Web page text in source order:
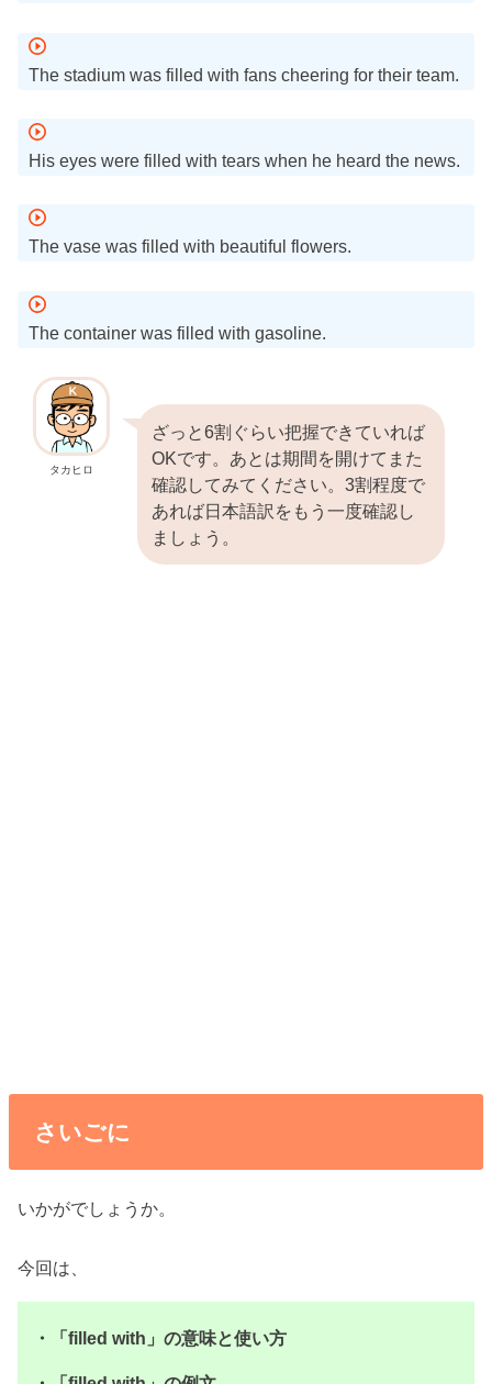
The stadium was filled with fans cheering for their team.
His eyes were filled with tears when he heard the news.
The vase was filled with beautiful flowers.
The container was filled with gasoline.
タカヒロ
ざっと6割ぐらい把握できていれば
OKです。あとは期間を開けてまた
確認してみてください。3割程度で
あれば日本語訳をもう一度確認し
ましょう。
さいごに
いかがでしょうか。
今回は、
・「filled with」の意味と使い方